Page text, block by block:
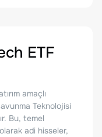
ETF
amaçlı
Teknolojisi
Bu, temel
adi hisseler,